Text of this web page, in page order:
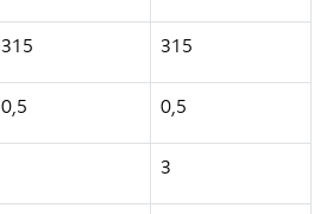
315 315
0,5 0,5
3